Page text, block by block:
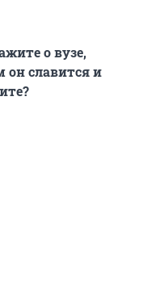
о вузе,
он славится и